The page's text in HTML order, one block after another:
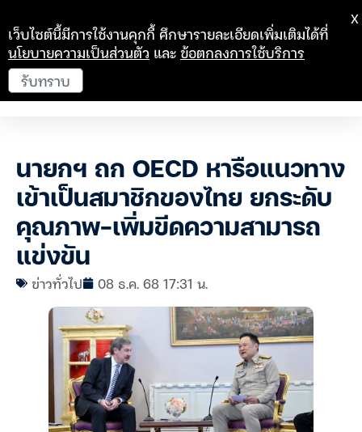
นายกฯ ถก OECD หารือแนวทาง
เข้าเป็นสมาชิกของไทย ยกระดับ
คุณภาพ-เพิ่มขีดความสามารถ
แข่งขัน
ข่าวทั่วไป 08 ธ.ค. 68 17:31 น.
เว็บไซต์นี้มีการใช้งานคุกกี้ ศึกษารายละเอียดเพิ่มเติมได้ที่
นโยบายความเป็นส่วนตัว และข้อตกลงการใช้บริการ
รับทราบ
X